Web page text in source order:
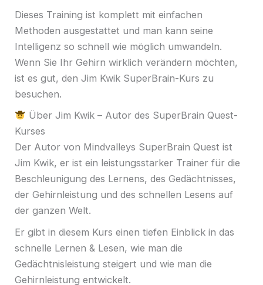
Dieses Training ist komplett mit einfachen
Methoden ausgestattet und man kann seine
Intelligenz so schnell wie möglich umwandeln.
Wenn Sie Ihr Gehirn wirklich verändern möchten,
ist es gut, den Jim Kwik SuperBrain-Kurs zu
besuchen.
Über Jim Kwik – Autor des SuperBrain Quest-
Kurses
Der Autor von Mindvalleys SuperBrain Quest ist
Jim Kwik, er ist ein leistungsstarker Trainer für die
Beschleunigung des Lernens, des Gedächtnisses,
der Gehirnleistung und des schnellen Lesens auf
der ganzen Welt.
Er gibt in diesem Kurs einen tiefen Einblick in das
schnelle Lernen & Lesen, wie man die
Gedächtnisleistung steigert und wie man die
Gehirnleistung entwickelt.